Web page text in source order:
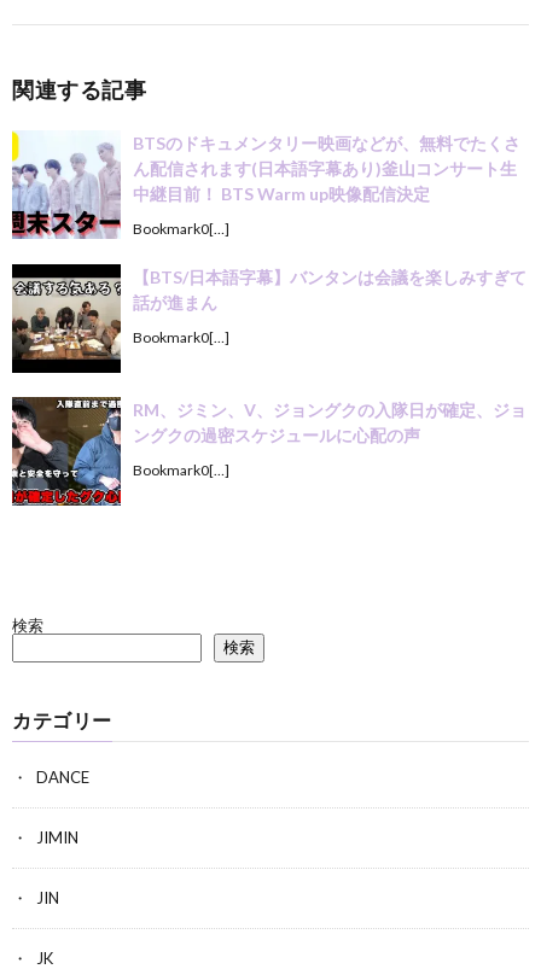
関連する記事
BTSのドキュメンタリー映画などが、無料でたくさ
ん配信されます(日本語字幕あり)釜山コンサート生
中継目前！ BTS Warm up映像配信決定
Bookmark0[…]
【BTS/日本語字幕】バンタンは会議を楽しみすぎて
話が進まん
Bookmark0[…]
RM、ジミン、V、ジョングクの入隊日が確定、ジョ
ングクの過密スケジュールに心配の声
Bookmark0[…]
検索
検索
カテゴリー
DANCE
JIMIN
JIN
JK